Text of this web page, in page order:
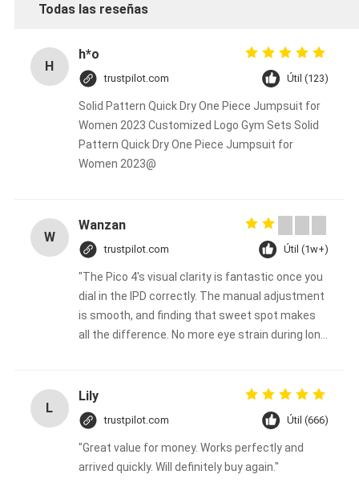
Todas las reseñas
H
h*o
trustpilot.com Útil (123)
Solid Pattern Quick Dry One Piece Jumpsuit for
Women 2023 Customized Logo Gym Sets Solid
Pattern Quick Dry One Piece Jumpsuit for
Women 2023@
W
Wanzan
trustpilot.com Útil (1w+)
"The Pico 4's visual clarity is fantastic once you
dial in the IPD correctly. The manual adjustment
is smooth, and finding that sweet spot makes
all the difference. No more eye strain during long
fantastic once you dial in the IPD correctly. The
manual adjustment is smooth, and finding that
sweet spot makes all the difference. No more
eye strain during long sessions. Highly
recommend taking the time to set it up
L
Lily
trustpilot.com Útil (666)
"Great value for money. Works perfectly and
arrived quickly. Will definitely buy again."